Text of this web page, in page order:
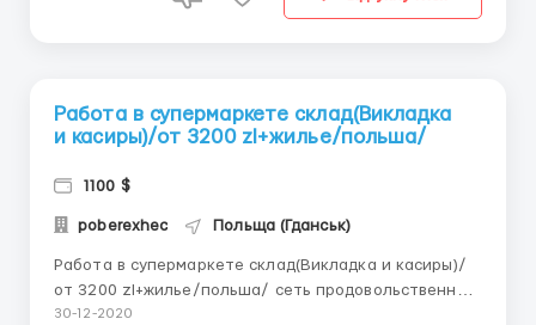
Работа в супермаркете склад(Викладка
и касиры)/от 3200 zl+жилье/польша/
1100 $
poberexhec Польща (Гданськ)
Работа в супермаркете склад(Викладка и касиры)/
от 3200 zl+жилье/польша/ сеть продовольственных
магазинов сhata рolska расположена в городах
30-12-2020